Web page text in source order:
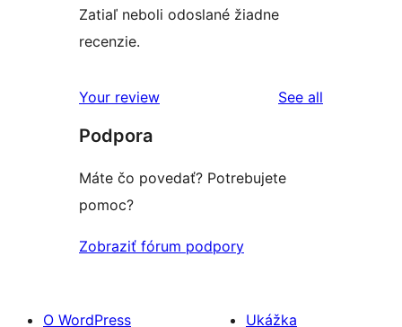
Zatiaľ neboli odoslané žiadne
recenzie.
Your review See all
Podpora
Máte čo povedať? Potrebujete
pomoc?
Zobraziť fórum podpory
O WordPress
Ukážka